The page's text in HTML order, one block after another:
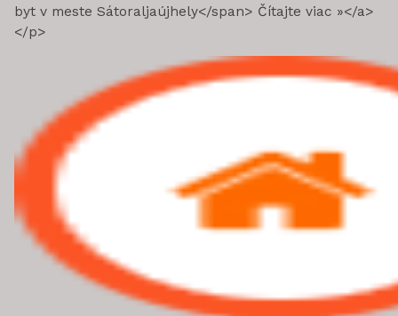
byt v meste Sátoraljaújhely</span> Čítajte viac »</a>
</p>